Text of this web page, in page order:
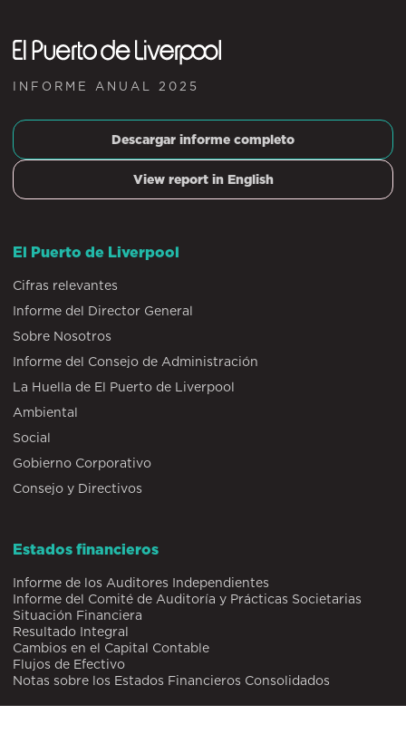
INFORME ANUAL 2025
Descargar informe completo
View report in English
El Puerto de Liverpool
Cifras relevantes
Informe del Director General
Sobre Nosotros
Informe del Consejo de Administración
La Huella de El Puerto de Liverpool
Ambiental
Social
Gobierno Corporativo
Consejo y Directivos
Estados financieros
Informe de los Auditores Independientes
Informe del Comité de Auditoría y Prácticas Societarias
Situación Financiera
Resultado Integral
Cambios en el Capital Contable
Flujos de Efectivo
Notas sobre los Estados Financieros Consolidados